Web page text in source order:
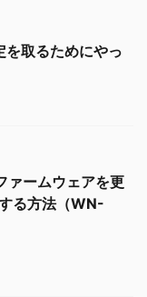
取るためにやっ
ァームウェアを更
る方法（WN-